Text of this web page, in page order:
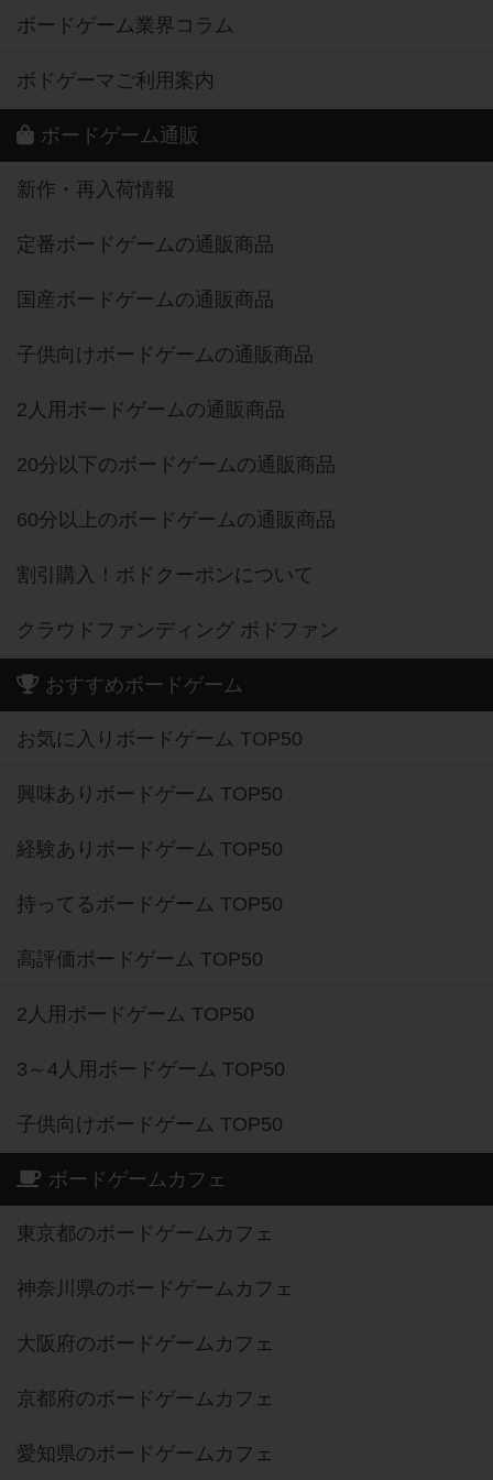
ボードゲーム業界コラム
ボドゲーマご利用案内
ボードゲーム通販
新作・再入荷情報
定番ボードゲームの通販商品
国産ボードゲームの通販商品
子供向けボードゲームの通販商品
2人用ボードゲームの通販商品
20分以下のボードゲームの通販商品
60分以上のボードゲームの通販商品
割引購入！ボドクーポンについて
クラウドファンディング ボドファン
おすすめボードゲーム
お気に入りボードゲーム TOP50
興味ありボードゲーム TOP50
経験ありボードゲーム TOP50
持ってるボードゲーム TOP50
高評価ボードゲーム TOP50
2人用ボードゲーム TOP50
3～4人用ボードゲーム TOP50
子供向けボードゲーム TOP50
ボードゲームカフェ
東京都のボードゲームカフェ
神奈川県のボードゲームカフェ
大阪府のボードゲームカフェ
京都府のボードゲームカフェ
愛知県のボードゲームカフェ